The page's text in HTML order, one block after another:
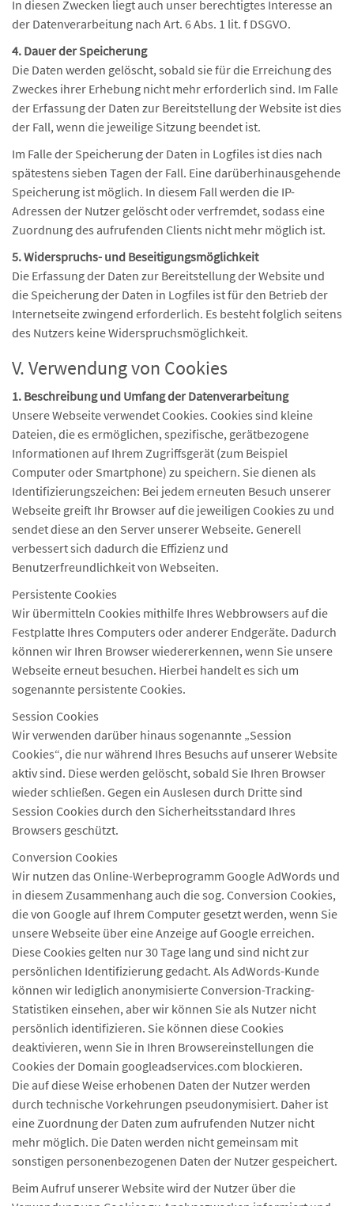
In diesen Zwecken liegt auch unser berechtigtes Interesse an
der Datenverarbeitung nach Art. 6 Abs. 1 lit. f DSGVO.
4. Dauer der Speicherung
Die Daten werden gelöscht, sobald sie für die Erreichung des
Zweckes ihrer Erhebung nicht mehr erforderlich sind. Im Falle
der Erfassung der Daten zur Bereitstellung der Website ist dies
der Fall, wenn die jeweilige Sitzung beendet ist.
Im Falle der Speicherung der Daten in Logfiles ist dies nach
spätestens sieben Tagen der Fall. Eine darüberhinausgehende
Speicherung ist möglich. In diesem Fall werden die IP-
Adressen der Nutzer gelöscht oder verfremdet, sodass eine
Zuordnung des aufrufenden Clients nicht mehr möglich ist.
5. Widerspruchs- und Beseitigungsmöglichkeit
Die Erfassung der Daten zur Bereitstellung der Website und
die Speicherung der Daten in Logfiles ist für den Betrieb der
Internetseite zwingend erforderlich. Es besteht folglich seitens
des Nutzers keine Widerspruchsmöglichkeit.
V. Verwendung von Cookies
1. Beschreibung und Umfang der Datenverarbeitung
Unsere Webseite verwendet Cookies. Cookies sind kleine
Dateien, die es ermöglichen, spezifische, gerätbezogene
Informationen auf Ihrem Zugriffsgerät (zum Beispiel
Computer oder Smartphone) zu speichern. Sie dienen als
Identifizierungszeichen: Bei jedem erneuten Besuch unserer
Webseite greift Ihr Browser auf die jeweiligen Cookies zu und
sendet diese an den Server unserer Webseite. Generell
verbessert sich dadurch die Effizienz und
Benutzerfreundlichkeit von Webseiten.
Persistente Cookies
Wir übermitteln Cookies mithilfe Ihres Webbrowsers auf die
Festplatte Ihres Computers oder anderer Endgeräte. Dadurch
können wir Ihren Browser wiedererkennen, wenn Sie unsere
Webseite erneut besuchen. Hierbei handelt es sich um
sogenannte persistente Cookies.
Session Cookies
Wir verwenden darüber hinaus sogenannte „Session
Cookies“, die nur während Ihres Besuchs auf unserer Website
aktiv sind. Diese werden gelöscht, sobald Sie Ihren Browser
wieder schließen. Gegen ein Auslesen durch Dritte sind
Session Cookies durch den Sicherheitsstandard Ihres
Browsers geschützt.
Conversion Cookies
Wir nutzen das Online-Werbeprogramm Google AdWords und
in diesem Zusammenhang auch die sog. Conversion Cookies,
die von Google auf Ihrem Computer gesetzt werden, wenn Sie
unsere Webseite über eine Anzeige auf Google erreichen.
Diese Cookies gelten nur 30 Tage lang und sind nicht zur
persönlichen Identifizierung gedacht. Als AdWords-Kunde
können wir lediglich anonymisierte Conversion-Tracking-
Statistiken einsehen, aber wir können Sie als Nutzer nicht
persönlich identifizieren. Sie können diese Cookies
deaktivieren, wenn Sie in Ihren Browsereinstellungen die
Cookies der Domain googleadservices.com blockieren.
Die auf diese Weise erhobenen Daten der Nutzer werden
durch technische Vorkehrungen pseudonymisiert. Daher ist
eine Zuordnung der Daten zum aufrufenden Nutzer nicht
mehr möglich. Die Daten werden nicht gemeinsam mit
sonstigen personenbezogenen Daten der Nutzer gespeichert.
Beim Aufruf unserer Website wird der Nutzer über die